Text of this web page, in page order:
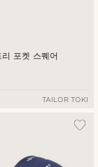
포켓 스퀘어
TAILOR TOKI